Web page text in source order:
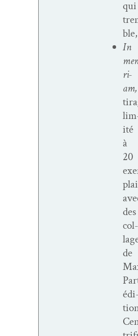
qui
In
ri­
am,
ité
à
20
des
col­
de